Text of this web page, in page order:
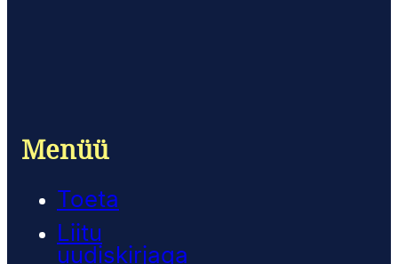
Menüü
Toeta
Liitu
uudiskirjaga